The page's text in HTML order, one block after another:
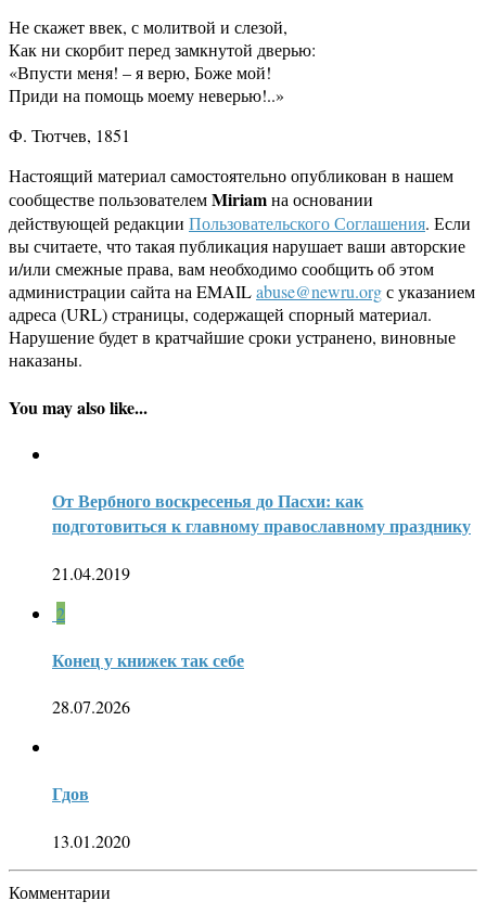
Не скажет ввек, с молитвой и слезой,
Как ни скорбит перед замкнутой дверью:
«Впусти меня! – я верю, Боже мой!
Приди на помощь моему неверью!..»
Ф. Тютчев, 1851
Настоящий материал самостоятельно опубликован в нашем
сообществе пользователемMiriamна основании
действующей редакции Пользовательского Соглашения. Если
вы считаете, что такая публикация нарушает ваши авторские
и/или смежные права, вам необходимо сообщить об этом
администрации сайта на EMAILabuse@newru.orgс указанием
адреса (URL) страницы, содержащей спорный материал.
Нарушение будет в кратчайшие сроки устранено, виновные
наказаны.
You may also like...
От Вербного воскресенья до Пасхи: как
подготовиться к главному православному празднику
21.04.2019
2
Конец у книжек так себе
28.07.2026
Гдов
13.01.2020
Комментарии